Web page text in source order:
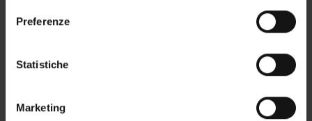
raccogliere informazioni sulla tua posizione
geografica, con un'approssimazione di qualche
Identificare il tuo dispositivo, scansionandolo
Preferenze
Statistiche
Marketing
ORGANISATION
GOVERNANCE